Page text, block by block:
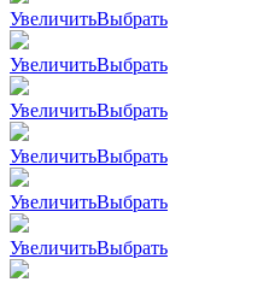
УвеличитьВыбрать
УвеличитьВыбрать
УвеличитьВыбрать
УвеличитьВыбрать
УвеличитьВыбрать
УвеличитьВыбрать